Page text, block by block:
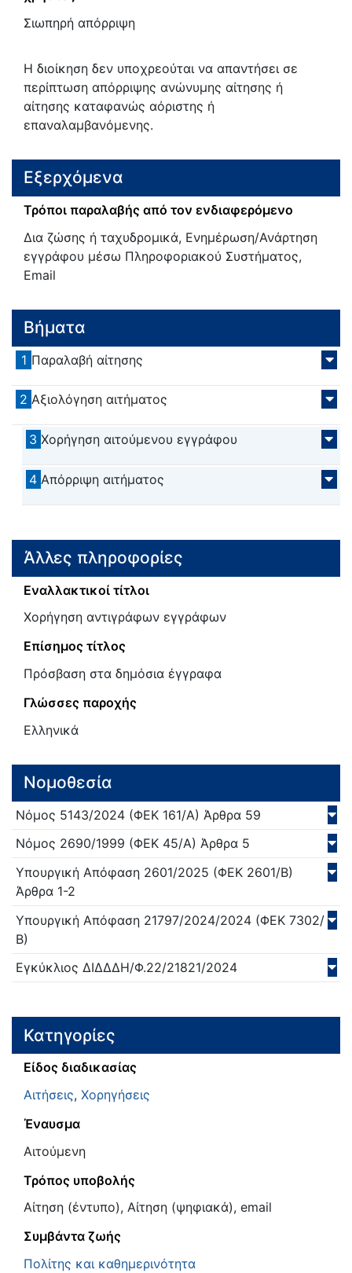
Σιωπηρή απόρριψη
Η διοίκηση δεν υποχρεούται να απαντήσει σε
περίπτωση απόρριψης ανώνυμης αίτησης ή
αίτησης καταφανώς αόριστης ή
επαναλαμβανόμενης.
Εξερχόμενα
Τρόποι παραλαβής από τον ενδιαφερόμενο
Δια ζώσης ή ταχυδρομικά, Ενημέρωση/Ανάρτηση
εγγράφου μέσω Πληροφοριακού Συστήματος,
Email
Βήματα
1 Παραλαβή αίτησης
2 Αξιολόγηση αιτήματος
3 Χορήγηση αιτούμενου εγγράφου
4 Απόρριψη αιτήματος
Άλλες πληροφορίες
Εναλλακτικοί τίτλοι
Χορήγηση αντιγράφων εγγράφων
Επίσημος τίτλος
Πρόσβαση στα δημόσια έγγραφα
Γλώσσες παροχής
Ελληνικά
Νομοθεσία
Νόμος 5143/2024 (ΦΕΚ 161/Α) Άρθρα 59
Νόμος 2690/1999 (ΦΕΚ 45/Α) Άρθρα 5
Υπουργική Απόφαση 2601/2025 (ΦΕΚ 2601/Β)
Άρθρα 1-2
Υπουργική Απόφαση 21797/2024/2024 (ΦΕΚ 7302/
Β)
Εγκύκλιος ΔΙΔΔΔΗ/Φ.22/21821/2024
Κατηγορίες
Είδος διαδικασίας
Αιτήσεις, Χορηγήσεις
Έναυσμα
Αιτούμενη
Τρόπος υποβολής
Αίτηση (έντυπο), Αίτηση (ψηφιακά), email
Συμβάντα ζωής
Πολίτης και καθημερινότητα